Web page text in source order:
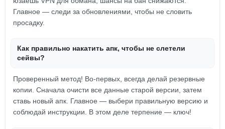
Главное — следи за обновлениями, чтобы не словить
просадку.
Как правильно накатить апк, чтобы не слетели
сейвы?
Проверенный метод! Во-первых, всегда делай резервные
копии. Сначала очисти все данные старой версии, затем
ставь новый апк. Главное — выбери правильную версию и
соблюдай инструкции. В этом деле терпение — ключ!